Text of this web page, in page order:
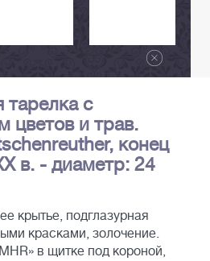
тарелка с
цветов и трав.
конец
в. - диаметр: 24
крытье, подглазурная
красками, золочение.
в щитке под короной,